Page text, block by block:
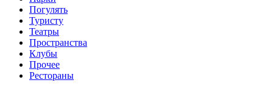
Погулять
Туристу
Театры
Пространства
Клубы
Прочее
Рестораны